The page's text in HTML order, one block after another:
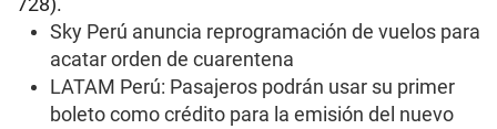
Sky Perú anuncia reprogramación de vuelos para
acatar orden de cuarentena
LATAM Perú: Pasajeros podrán usar su primer
boleto como crédito para la emisión del nuevo